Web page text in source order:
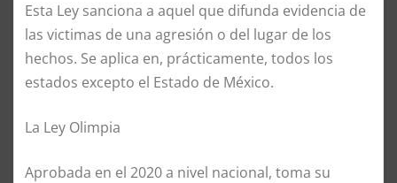
Esta Ley sanciona a aquel que difunda evidencia de
las victimas de una agresión o del lugar de los
hechos. Se aplica en, prácticamente, todos los
estados excepto el Estado de México.
La Ley Olimpia
Aprobada en el 2020 a nivel nacional, toma su